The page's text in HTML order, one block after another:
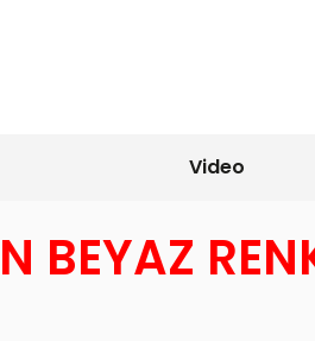
Video
BEYAZ